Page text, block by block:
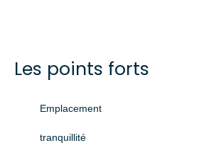
Les points forts
Emplacement
tranquillité